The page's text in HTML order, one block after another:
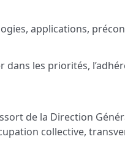
applications,
les priorités,
de la Direction
collective,